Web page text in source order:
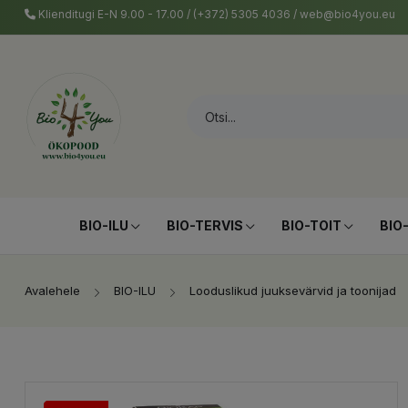
Klienditugi E-N 9.00 - 17.00 / (+372) 5305 4036 / web@bio4you.eu
BIO-ILU BIO-TERVIS BIO-TOIT
Avalehele BIO-ILU Looduslikud juuksevärvid ja toonijad